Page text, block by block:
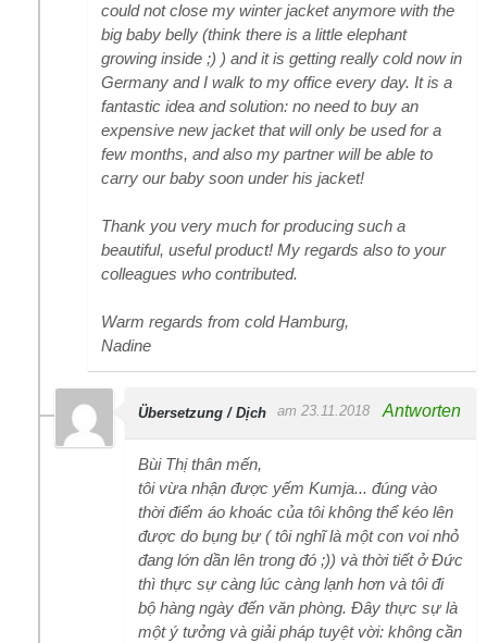
could not close my winter jacket anymore with the
big baby belly (think there is a little elephant
growing inside ;) ) and it is getting really cold now in
Germany and I walk to my office every day. It is a
fantastic idea and solution: no need to buy an
expensive new jacket that will only be used for a
few months, and also my partner will be able to
carry our baby soon under his jacket!
Thank you very much for producing such a
beautiful, useful product! My regards also to your
colleagues who contributed.
Warm regards from cold Hamburg,
Nadine
Übersetzung / Dịch am 23.11.2018 Antworten
Bùi Thị thân mến,
tôi vừa nhận được yếm Kumja... đúng vào
thời điểm áo khoác của tôi không thể kéo lên
được do bụng bự ( tôi nghĩ là một con voi nhỏ
đang lớn dần lên trong đó ;)) và thời tiết ở Đức
thì thực sự càng lúc càng lạnh hơn và tôi đi
bộ hàng ngày đến văn phòng. Đây thực sự là
một ý tưởng và giải pháp tuyệt vời: không cần